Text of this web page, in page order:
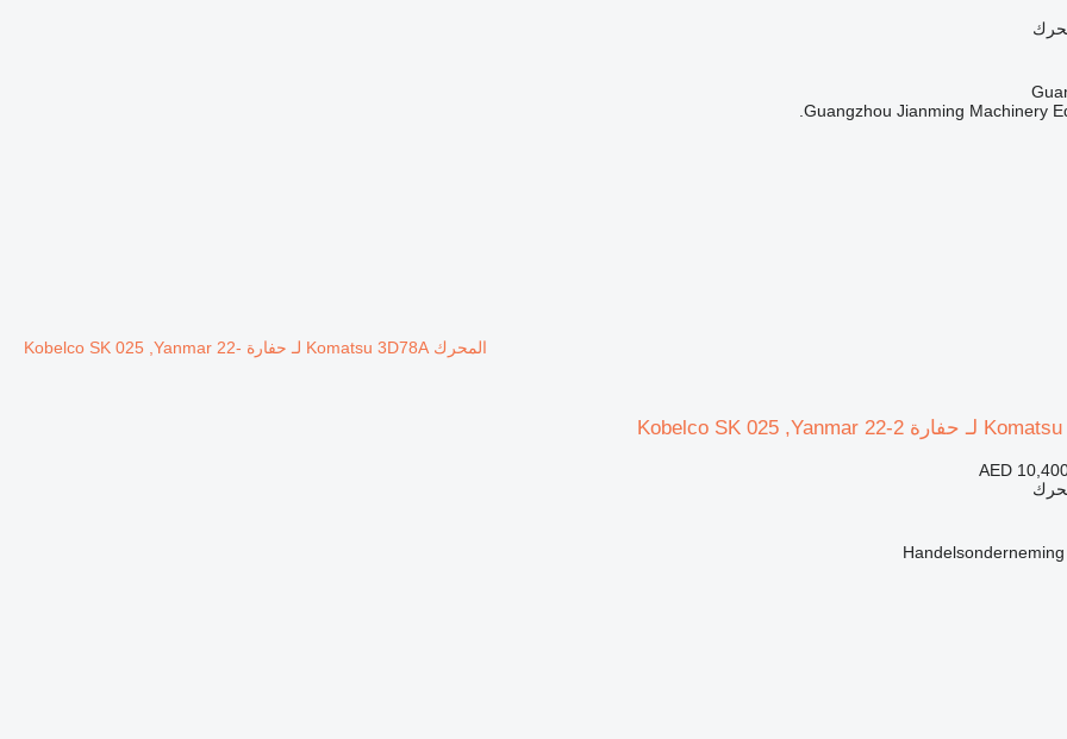
Guangzhou Jianming Machinery
المحرك Komatsu 3D78A لـ حفارة Kobelco SK 025 ,Yanmar 22-
AED